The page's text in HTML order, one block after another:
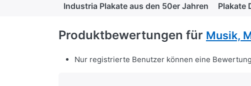
Industria Plakate aus den 50er Jahren Plakate
Produktbewertungen für Musik,
Nur registrierte Benutzer können eine